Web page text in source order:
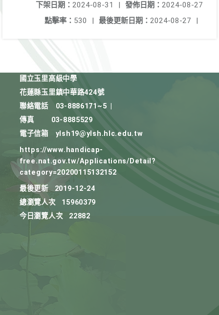
發佈日期： 2024-08-27
下架日期： 2024-08-31
|
最後更新日期： 2024-08-27 |
點擊率： 530 |
國立玉里高級中學
花蓮縣玉里鎮中華路424號
聯絡電話
03-8886171~5
傳真
03-8885529
電子信箱
ylsh19@ylsh.hlc.edu.tw
https://www.handicap-
free.nat.gov.tw/Applications/Detail?
category=20200115132152
最後更新
2019-12-24
總瀏覽人次
15960379
今日瀏覽人次
22882